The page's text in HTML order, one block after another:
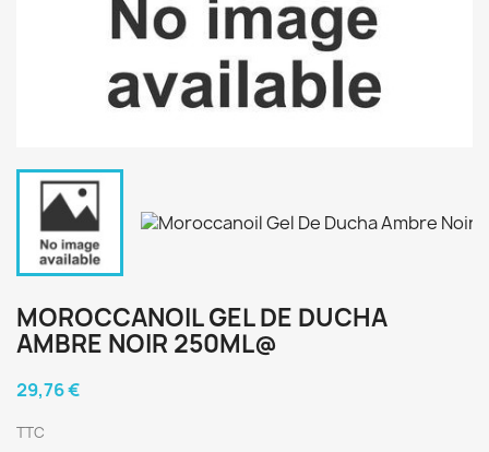
MOROCCANOIL GEL DE DUCHA
AMBRE NOIR 250ML@
29,76 €
TTC